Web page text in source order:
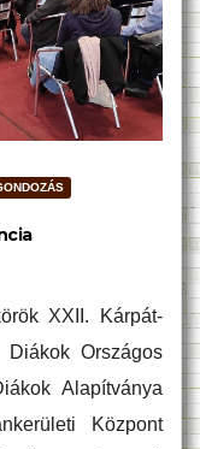
XXII. Kárpát-
Országos
Alapítványa
Központ